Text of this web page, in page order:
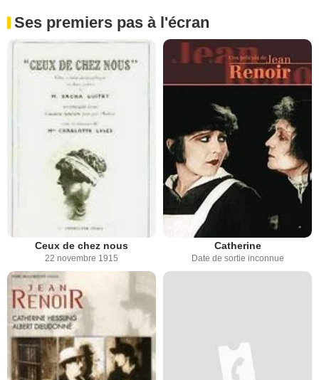
Ses premiers pas à l'écran
Ceux de chez nous
22 novembre 1915
Catherine
Date de sortie inconnue